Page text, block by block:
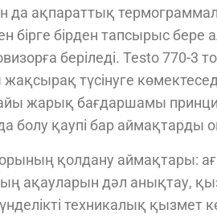
да ақпараттық
бірге бірден тапсырыс бере
беріледі. Testo 770-3
түсінуге
жарық бағдаршамы
болу қаупі бар аймақтарды
қолдану аймақтары:
ақауларын дәл анықтау,
техникалық